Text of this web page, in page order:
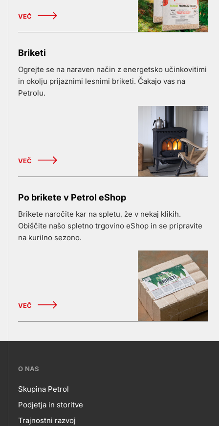
VEČ
Briketi
Ogrejte se na naraven način z energetsko učinkovitimi
in okolju prijaznimi lesnimi briketi. Čakajo vas na
Petrolu.
VEČ
Po brikete v Petrol eShop
Brikete naročite kar na spletu, že v nekaj klikih.
Obiščite našo spletno trgovino eShop in se pripravite
na kurilno sezono.
VEČ
???
skupno.footer-
title???
O NAS
O
Skupina Petrol
Podjetja in storitve
Trajnostni razvoj